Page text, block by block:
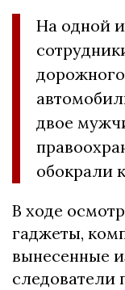
На одной
двое
обокрали
В ходе
гаджеты,
вынесенные
следователи